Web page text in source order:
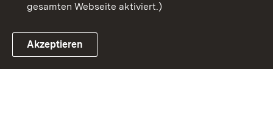
Link zum Landesportal
gesamten Webseite aktiviert.)
Akzeptieren